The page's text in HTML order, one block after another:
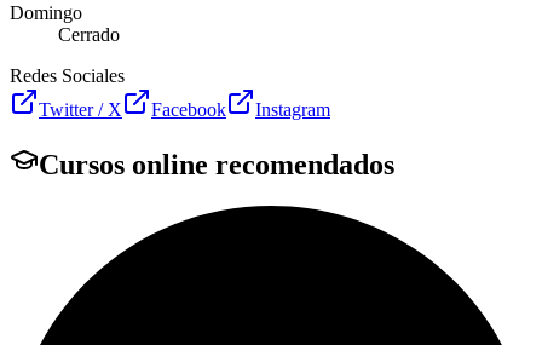
Domingo
Cerrado
Redes Sociales
Twitter / X
Facebook Instagram
Cursos online recomendados